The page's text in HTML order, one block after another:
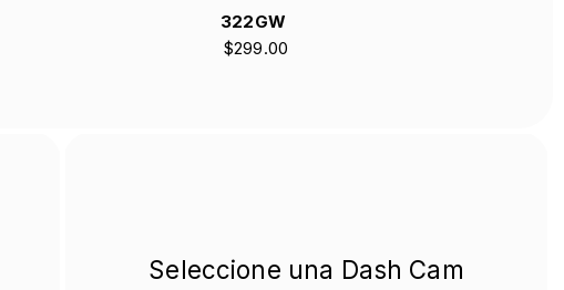
322GW
$299.00
Seleccione una Dash Cam